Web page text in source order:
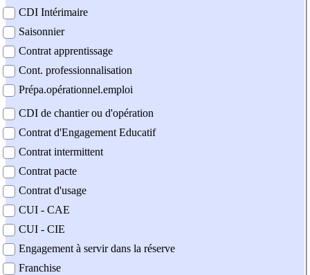
CDI Intérimaire
Saisonnier
Contrat apprentissage
Cont. professionnalisation
Prépa.opérationnel.emploi
CDI de chantier ou d'opération
Contrat d'Engagement Educatif
Contrat intermittent
Contrat pacte
Contrat d'usage
CUI - CAE
CUI - CIE
Engagement à servir dans la réserve
Franchise